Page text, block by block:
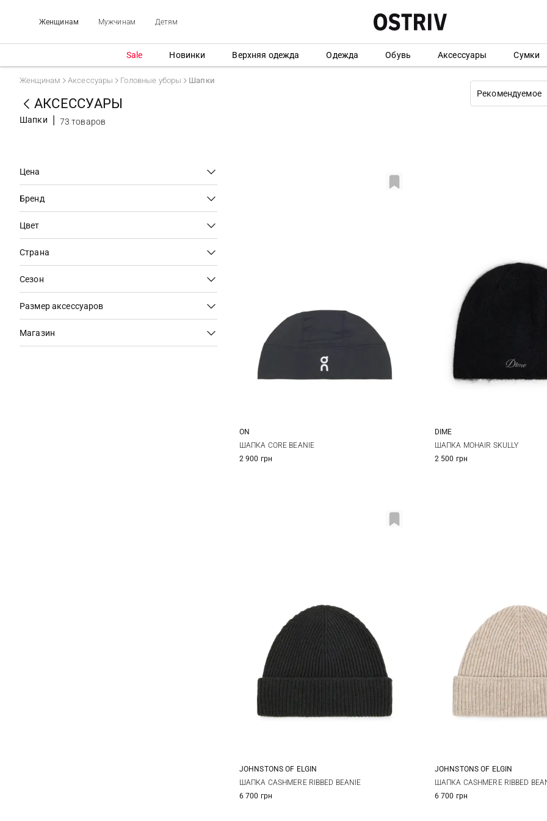
Женщинам Мужчинам Детям
Sale Новинки Верхняя одежда Одежда Обувь Аксессуары Сумки
Женщинам Аксессуары Головные уборы Шапки
АКСЕССУАРЫ
Шапки 73 товаров
Рекомендуемое
Цена
Бренд
Цвет
Страна
Сезон
Размер аксессуаров
Магазин
One size
ON
ШАПКА CORE BEANIE
2 900 грн
One size
DIME
ШАПКА MOHAIR SKULLY
2 500 грн
One size
JOHNSTONS OF ELGIN
ШАПКА CASHMERE RIBBED BEANIE
6 700 грн
One size
JOHNSTONS OF ELGIN
ШАПКА CASHMERE RIBBED
6 700 грн